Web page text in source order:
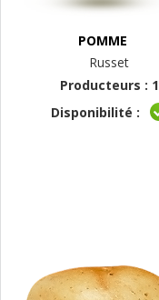
POMME
Russet
Producteurs : 1
Disponibilité :